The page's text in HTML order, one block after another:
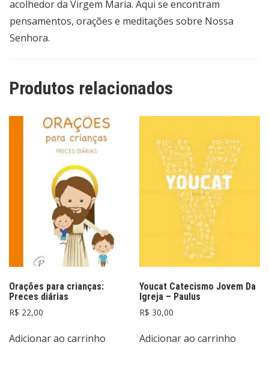
quantidade
acolhedor da Virgem Maria. Aqui se encontram
pensamentos, orações e meditações sobre Nossa
Senhora.
Produtos relacionados
Orações para crianças:
Preces diárias
R$ 22,00
Adicionar ao carrinho
Youcat Catecismo Jovem Da
Igreja – Paulus
R$ 30,00
Adicionar ao carrinho